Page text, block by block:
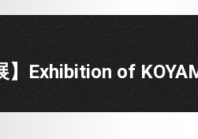
】Exhibition of